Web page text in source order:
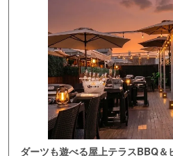
ダーツも遊べる屋上テラスBBQ＆